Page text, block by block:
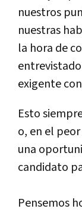
nuestros
nuestras
la hora de
exigente
Esto
o, en el
una
candidato
Pensemos